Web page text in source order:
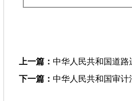
上一篇： 中华人民共和国道
下一篇： 中华人民共和国审计